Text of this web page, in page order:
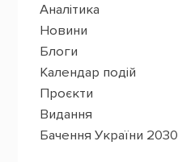
Аналітика
Новини
Блоги
Календар подій
Проєкти
Видання
Бачення України 2030